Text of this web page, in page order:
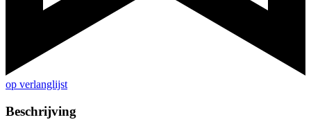
op verlanglijst
Beschrijving